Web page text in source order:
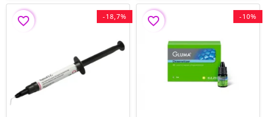
-18,7%
favorite_border -10%
favorite_border